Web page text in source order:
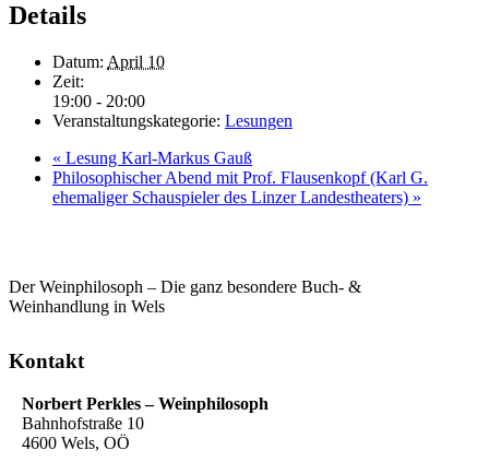
Details
Datum: April 10
Zeit:
19:00 - 20:00
Veranstaltungskategorie: Lesungen
« Lesung Karl-Markus Gauß
Philosophischer Abend mit Prof. Flausenkopf (Karl G.
ehemaliger Schauspieler des Linzer Landestheaters) »
Der Weinphilosoph – Die ganz besondere Buch- &
Weinhandlung in Wels
Kontakt
Norbert Perkles – Weinphilosoph
Bahnhofstraße 10
4600 Wels, OÖ